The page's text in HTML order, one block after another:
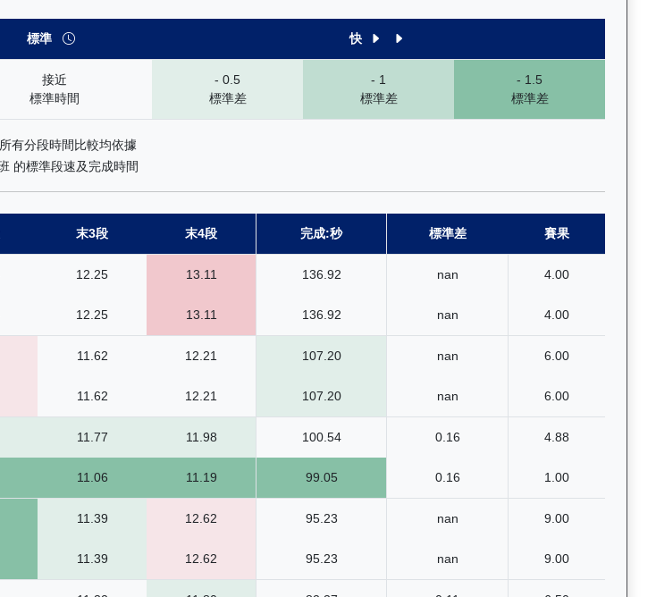
標準 快
接近
標準時間
- 0.5
標準差
- 1
標準差
- 1.5
標準差
有分段時間比較均依據
的標準段速及完成時間
末3段 末4段 完成:秒 標準差 賽果
12.25 13.11 136.92 nan 4.00
12.25 13.11 136.92 nan 4.00
11.62 12.21 107.20 nan 6.00
11.62 12.21 107.20 nan 6.00
11.77 11.98 100.54 0.16 4.88
11.06 11.19 99.05 0.16 1.00
11.39 12.62 95.23 nan 9.00
11.39 12.62 95.23 nan 9.00